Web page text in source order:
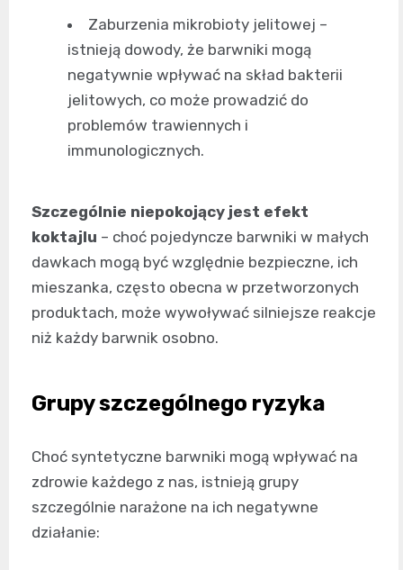
Zaburzenia mikrobioty jelitowej –
istnieją dowody, że barwniki mogą
negatywnie wpływać na skład bakterii
jelitowych, co może prowadzić do
problemów trawiennych i
immunologicznych.
Szczególnie niepokojący jest efekt
koktajlu – choć pojedyncze barwniki w małych
dawkach mogą być względnie bezpieczne, ich
mieszanka, często obecna w przetworzonych
produktach, może wywoływać silniejsze reakcje
niż każdy barwnik osobno.
Grupy szczególnego ryzyka
Choć syntetyczne barwniki mogą wpływać na
zdrowie każdego z nas, istnieją grupy
szczególnie narażone na ich negatywne
działanie: